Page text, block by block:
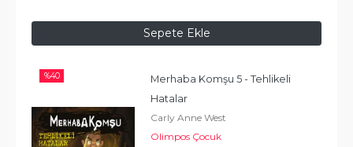
Sepete Ekle
%40
Merhaba Komşu 5 - Tehlikeli
Hatalar
Carly Anne West
Olimpos Çocuk